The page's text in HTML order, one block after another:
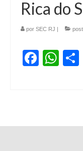
Vídeos
Editais
Rica do
por SEC RJ |